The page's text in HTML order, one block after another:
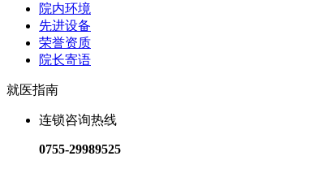
院内环境
先进设备
荣誉资质
院长寄语
就医指南
连锁咨询热线
0755-29989525